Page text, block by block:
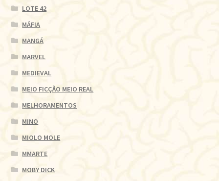
LOTE 42
MÁFIA
MANGÁ
MARVEL
MEDIEVAL
MEIO FICÇÃO MEIO REAL
MELHORAMENTOS
MINO
MIOLO MOLE
MMARTE
MOBY DICK